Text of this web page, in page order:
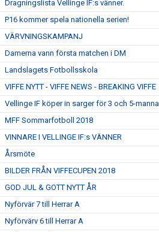
Dragningslista Vellinge IF:s vänner.
P16 kommer spela nationella serien!
VÄRVNINGSKAMPANJ
Damerna vann första matchen i DM
Landslagets Fotbollsskola
VIFFE NYTT - VIFFE NEWS - BREAKING VIFFE
Vellinge IF köper in sarger för 3 och 5-manna
MFF Sommarfotboll 2018
VINNARE I VELLINGE IF:s VÄNNER
Årsmöte
BILDER FRÅN VIFFECUPEN 2018
GOD JUL & GOTT NYTT ÅR
Nyförvär 7 till Herrar A
Nyförvärv 6 till Herrar A